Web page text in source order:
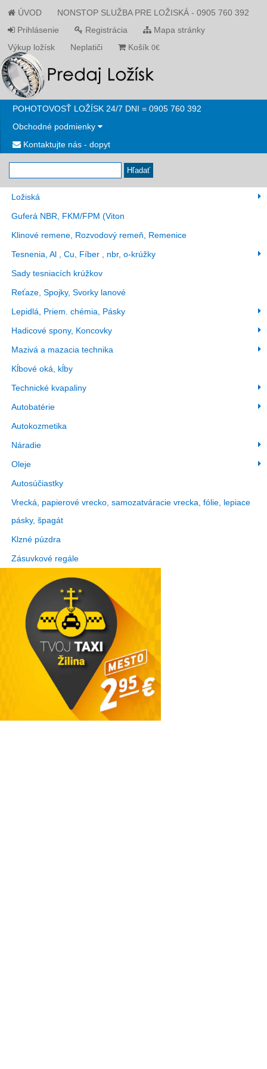
ÚVOD
NONSTOP SLUŽBA PRE LOŽISKÁ - 0905 760 392
Prihlásenie
Registrácia
Mapa stránky
Výkup ložísk
Neplatiči Košík 0€
POHOTOVOSŤ LOŽÍSK 24/7 DNI = 0905 760 392
Obchodné podmienky
Kontaktujte nás - dopyt
Hľadať
Ložiská
Guferá NBR, FKM/FPM (Viton
Klinové remene, Rozvodový remeň, Remenice
Tesnenia, Al , Cu, Fíber , nbr, o-krúžky
Sady tesniacích krúžkov
Reťaze, Spojky, Svorky lanové
Lepidlá, Priem. chémia, Pásky
Hadicové spony, Koncovky
Mazivá a mazacia technika
Kĺbové oká, kĺby
Technické kvapaliny
Autobatérie
Autokozmetika
Náradie
Oleje
Autosúčiastky
Vrecká, papierové vrecko, samozatváracie vrecka, fólie, lepiace
pásky, špagát
Klzné púzdra
Zásuvkové regále